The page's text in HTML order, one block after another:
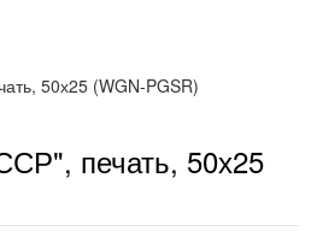
50х25 (WGN-PGSR)
печать, 50х25